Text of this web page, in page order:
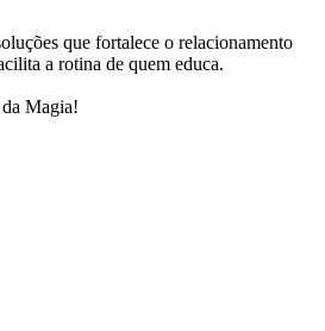
que fortalece o relacionamento
a rotina de quem educa.
Magia!